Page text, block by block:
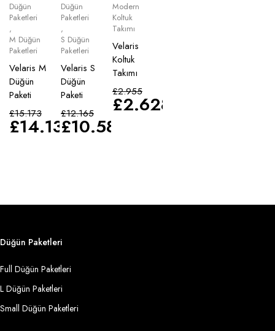
Düğün
Paketleri
,
M Düğün
Paketleri
Velaris M
Düğün
Paketi
£15.173
£14.135
Düğün
Paketleri
,
S Düğün
Paketleri
Velaris S
Düğün
Paketi
£12.165
£10.583
Modern
Koltuk
Takımı
Velaris
Koltuk
Takımı
£2.955
£2.628
Düğün Paketleri
Full Düğün Paketleri
L Düğün Paketleri
Small Düğün Paketleri